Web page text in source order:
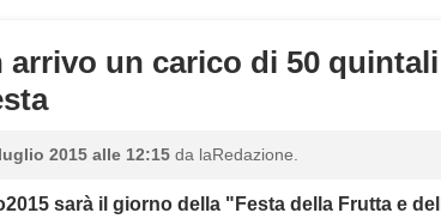
arrivo un carico di 50
2015 alle 12:15 da laRedazione.
sarà il giorno della "Festa della Frutta e